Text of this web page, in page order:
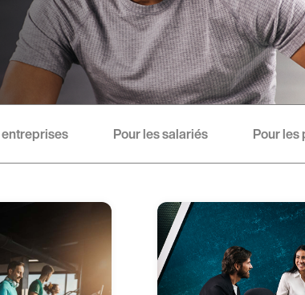
Pour les salariés Pour